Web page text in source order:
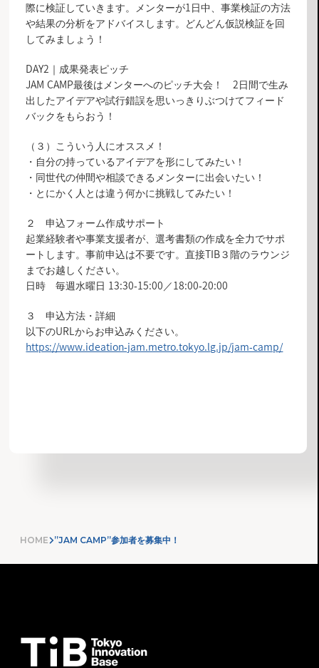
際に検証していきます。メンターが1日中、事業検証の方法
や結果の分析をアドバイスします。どんどん仮説検証を回
してみましょう！
DAY2｜成果発表ピッチ
JAM CAMP最後はメンターへのピッチ大会！ 2日間で生み
出したアイデアや試行錯誤を思いっきりぶつけてフィード
バックをもらおう！
（３）こういう人にオススメ！
・自分の持っているアイデアを形にしてみたい！
・同世代の仲間や相談できるメンターに出会いたい！
・とにかく人とは違う何かに挑戦してみたい！
２ 申込フォーム作成サポート
起業経験者や事業支援者が、選考書類の作成を全力でサポ
ートします。事前申込は不要です。直接TIB３階のラウンジ
までお越しください。
日時 毎週水曜日 13:30-15:00／18:00-20:00
３ 申込方法・詳細
以下のURLからお申込みください。
https://www.ideation-jam.metro.tokyo.lg.jp/jam-camp/
HOME ”JAM CAMP”参加者を募集中！